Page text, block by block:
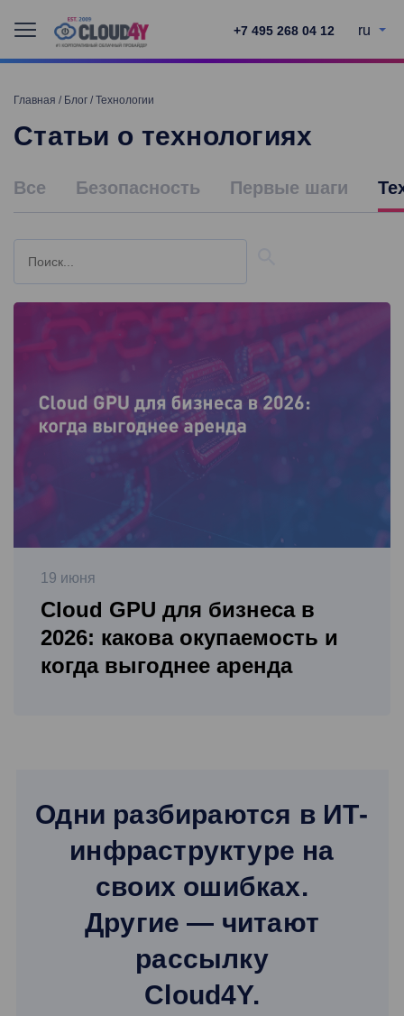
+7 495 268 04 12 ru
Главная / Блог / Технологии
Статьи о технологиях
Все Безопасность Первые шаги
19 июня
Cloud GPU для бизнеса в
2026: какова окупаемость и
когда выгоднее аренда
Одни разбираются в ИТ-
инфраструктуре на
своих ошибках.
Другие — читают
рассылку
Cloud4Y.